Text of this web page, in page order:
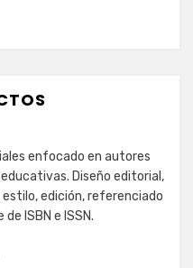
enfocado en autores
Diseño editorial,
edición, referenciado
ISBN e ISSN.